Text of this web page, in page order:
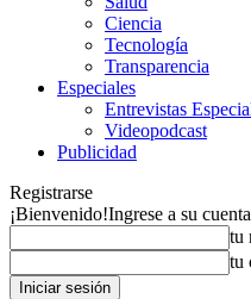
Ciencia
Tecnología
Transparencia
Especiales
Entrevistas
Videopodcast
Publicidad
Registrarse
¡Bienvenido!Ingrese a su cuenta
tu
tu